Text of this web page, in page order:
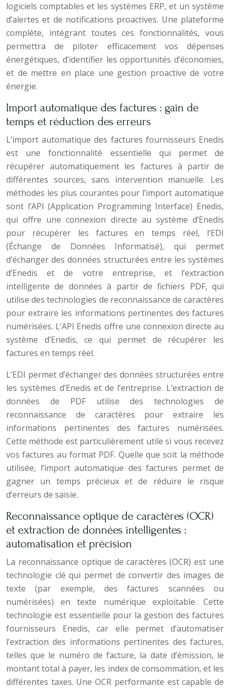
logiciels comptables et les systèmes ERP, et un système
d’alertes et de notifications proactives. Une plateforme
complète, intégrant toutes ces fonctionnalités, vous
permettra de piloter efficacement vos dépenses
énergétiques, d’identifier les opportunités d’économies,
et de mettre en place une gestion proactive de votre
énergie.
Import automatique des factures : gain de
temps et réduction des erreurs
L’import automatique des factures fournisseurs Enedis
est une fonctionnalité essentielle qui permet de
récupérer automatiquement les factures à partir de
différentes sources, sans intervention manuelle. Les
méthodes les plus courantes pour l’import automatique
sont l’API (Application Programming Interface) Enedis,
qui offre une connexion directe au système d’Enedis
pour récupérer les factures en temps réel, l’EDI
(Échange de Données Informatisé), qui permet
d’échanger des données structurées entre les systèmes
d’Enedis et de votre entreprise, et l’extraction
intelligente de données à partir de fichiers PDF, qui
utilise des technologies de reconnaissance de caractères
pour extraire les informations pertinentes des factures
numérisées. L’API Enedis offre une connexion directe au
système d’Enedis, ce qui permet de récupérer les
factures en temps réel.
L’EDI permet d’échanger des données structurées entre
les systèmes d’Enedis et de l’entreprise. L’extraction de
données de PDF utilise des technologies de
reconnaissance de caractères pour extraire les
informations pertinentes des factures numérisées.
Cette méthode est particulièrement utile si vous recevez
vos factures au format PDF. Quelle que soit la méthode
utilisée, l’import automatique des factures permet de
gagner un temps précieux et de réduire le risque
d’erreurs de saisie.
Reconnaissance optique de caractères (OCR)
et extraction de données intelligentes :
automatisation et précision
La reconnaissance optique de caractères (OCR) est une
technologie clé qui permet de convertir des images de
texte (par exemple, des factures scannées ou
numérisées) en texte numérique exploitable. Cette
technologie est essentielle pour la gestion des factures
fournisseurs Enedis, car elle permet d’automatiser
l’extraction des informations pertinentes des factures,
telles que le numéro de facture, la date d’émission, le
montant total à payer, les index de consommation, et les
différentes taxes. Une OCR performante est capable de